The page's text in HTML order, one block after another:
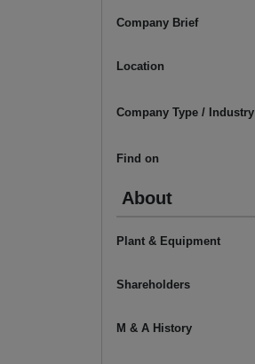
Company Brief
Location
Company Type / Industry
Find on
About
Plant & Equipment
Shareholders
M & A History